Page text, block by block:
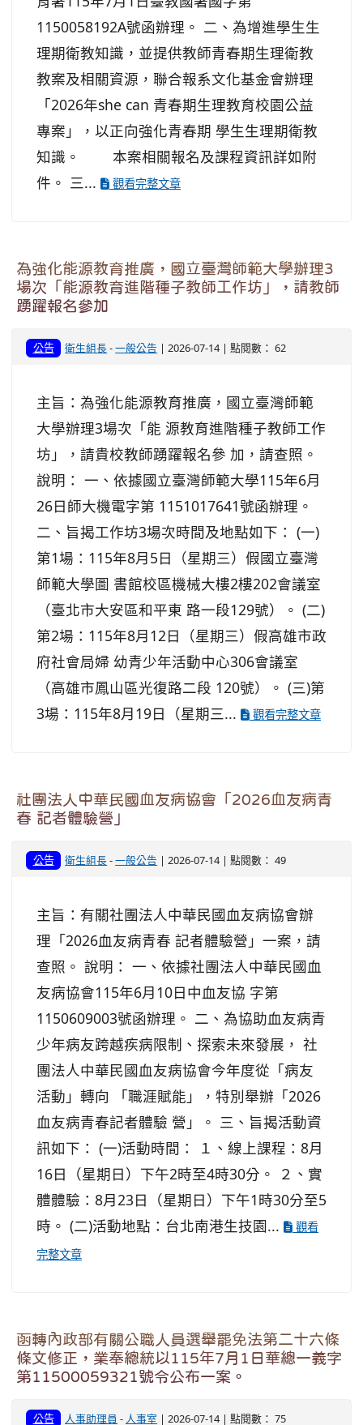
1150058192A號函辦理。 二、為增進學生生
理期衛教知識，並提供教師青春期生理衛教
教案及相關資源，聯合報系文化基金會辦理
「2026年she can 青春期生理教育校園公益
專案」，以正向強化青春期 學生生理期衛教
知識。 本案相關報名及課程資訊詳如附
件。 三...
觀看完整文章
為強化能源教育推廣，國立臺灣師範大學辦理3
場次「能源教育進階種子教師工作坊」，請教師
踴躍報名參加
公告 衛生組長-一般公告 | 2026-07-14 | 點閱數： 62
主旨：為強化能源教育推廣，國立臺灣師範
大學辦理3場次「能 源教育進階種子教師工作
坊」，請貴校教師踴躍報名參 加，請查照。
說明： 一、依據國立臺灣師範大學115年6月
26日師大機電字第 1151017641號函辦理。
二、旨揭工作坊3場次時間及地點如下： (一)
第1場：115年8月5日（星期三）假國立臺灣
師範大學圖 書館校區機械大樓2樓202會議室
（臺北市大安區和平東 路一段129號）。 (二)
第2場：115年8月12日（星期三）假高雄市政
府社會局婦 幼青少年活動中心306會議室
（高雄市鳳山區光復路二段 120號）。 (三)第
3場：115年8月19日（星期三...
觀看完整文章
社團法人中華民國血友病協會「2026血友病青
春 記者體驗營」
公告 衛生組長-一般公告 | 2026-07-14 | 點閱數： 49
主旨：有關社團法人中華民國血友病協會辦
理「2026血友病青春 記者體驗營」一案，請
查照。 說明： 一、依據社團法人中華民國血
友病協會115年6月10日中血友協 字第
1150609003號函辦理。 二、為協助血友病青
少年病友跨越疾病限制、探索未來發展， 社
團法人中華民國血友病協會今年度從「病友
活動」轉向 「職涯賦能」，特別舉辦「2026
血友病青春記者體驗 營」。 三、旨揭活動資
訊如下： (一)活動時間： １、線上課程：8月
16日（星期日）下午2時至4時30分。 ２、實
體體驗：8月23日（星期日）下午1時30分至5
時。 (二)活動地點：台北南港生技園...
觀看
完整文章
函轉內政部有關公職人員選舉罷免法第二十六條
條文修正，業奉總統以115年7月1日華總一義字
第11500059321號令公布一案。
公告 人事助理員 - 人事室 | 2026-07-14 | 點閱數： 75